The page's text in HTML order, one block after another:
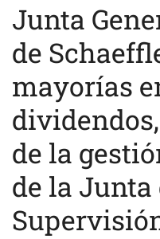
Junta
de
mayorías
de la
de la Junta